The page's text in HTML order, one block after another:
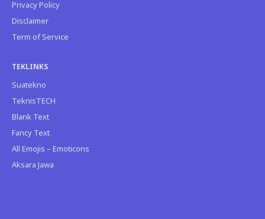
Privacy Policy
Disclaimer
Term of Service
TEKLINKS
Suatekno
TeknisTECH
Blank Text
Fancy Text
All Emojis – Emoticons
Aksara Jawa